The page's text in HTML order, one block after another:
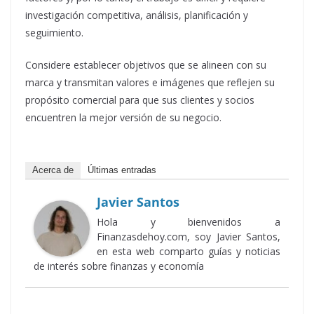
investigación competitiva, análisis, planificación y
seguimiento.
Considere establecer objetivos que se alineen con su
marca y transmitan valores e imágenes que reflejen su
propósito comercial para que sus clientes y socios
encuentren la mejor versión de su negocio.
Acerca de Últimas entradas
Javier Santos
Hola y bienvenidos a
Finanzasdehoy.com, soy Javier Santos,
en esta web comparto guías y noticias
de interés sobre finanzas y economía